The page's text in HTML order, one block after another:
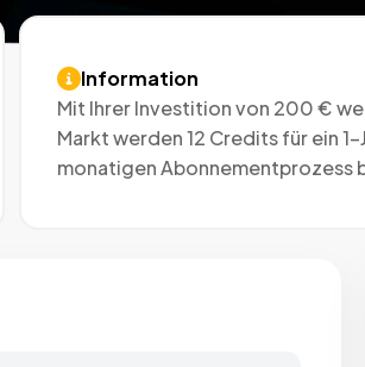
Information
Mit Ihrer Investition von 200 €
Markt werden 12 Credits für ein
monatigen Abonnementprozess